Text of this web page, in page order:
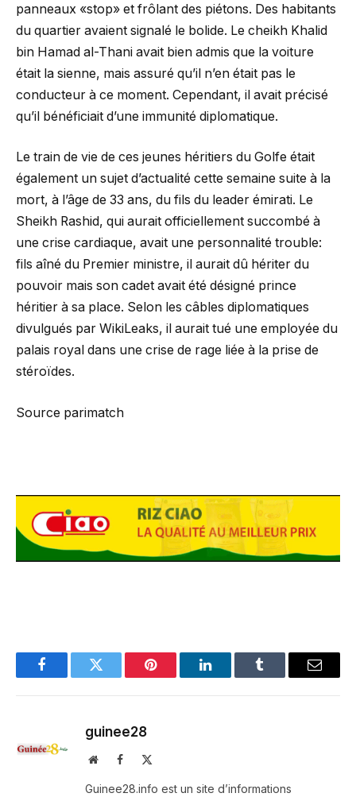
panneaux «stop» et frôlant des piétons. Des habitants
du quartier avaient signalé le bolide. Le cheikh Khalid
bin Hamad al-Thani avait bien admis que la voiture
était la sienne, mais assuré qu’il n’en était pas le
conducteur à ce moment. Cependant, il avait précisé
qu’il bénéficiait d’une immunité diplomatique.
Le train de vie de ces jeunes héritiers du Golfe était
également un sujet d’actualité cette semaine suite à la
mort, à l’âge de 33 ans, du fils du leader émirati. Le
Sheikh Rashid, qui aurait officiellement succombé à
une crise cardiaque, avait une personnalité trouble:
fils aîné du Premier ministre, il aurait dû hériter du
pouvoir mais son cadet avait été désigné prince
héritier à sa place. Selon les câbles diplomatiques
divulgués par WikiLeaks, il aurait tué une employée du
palais royal dans une crise de rage liée à la prise de
stéroïdes.
Source parimatch
FacebookTwitter Pinterest LinkedInTumblr Email
guinee28
WebsiteFacebook
Guinee28.info est un site d’informations